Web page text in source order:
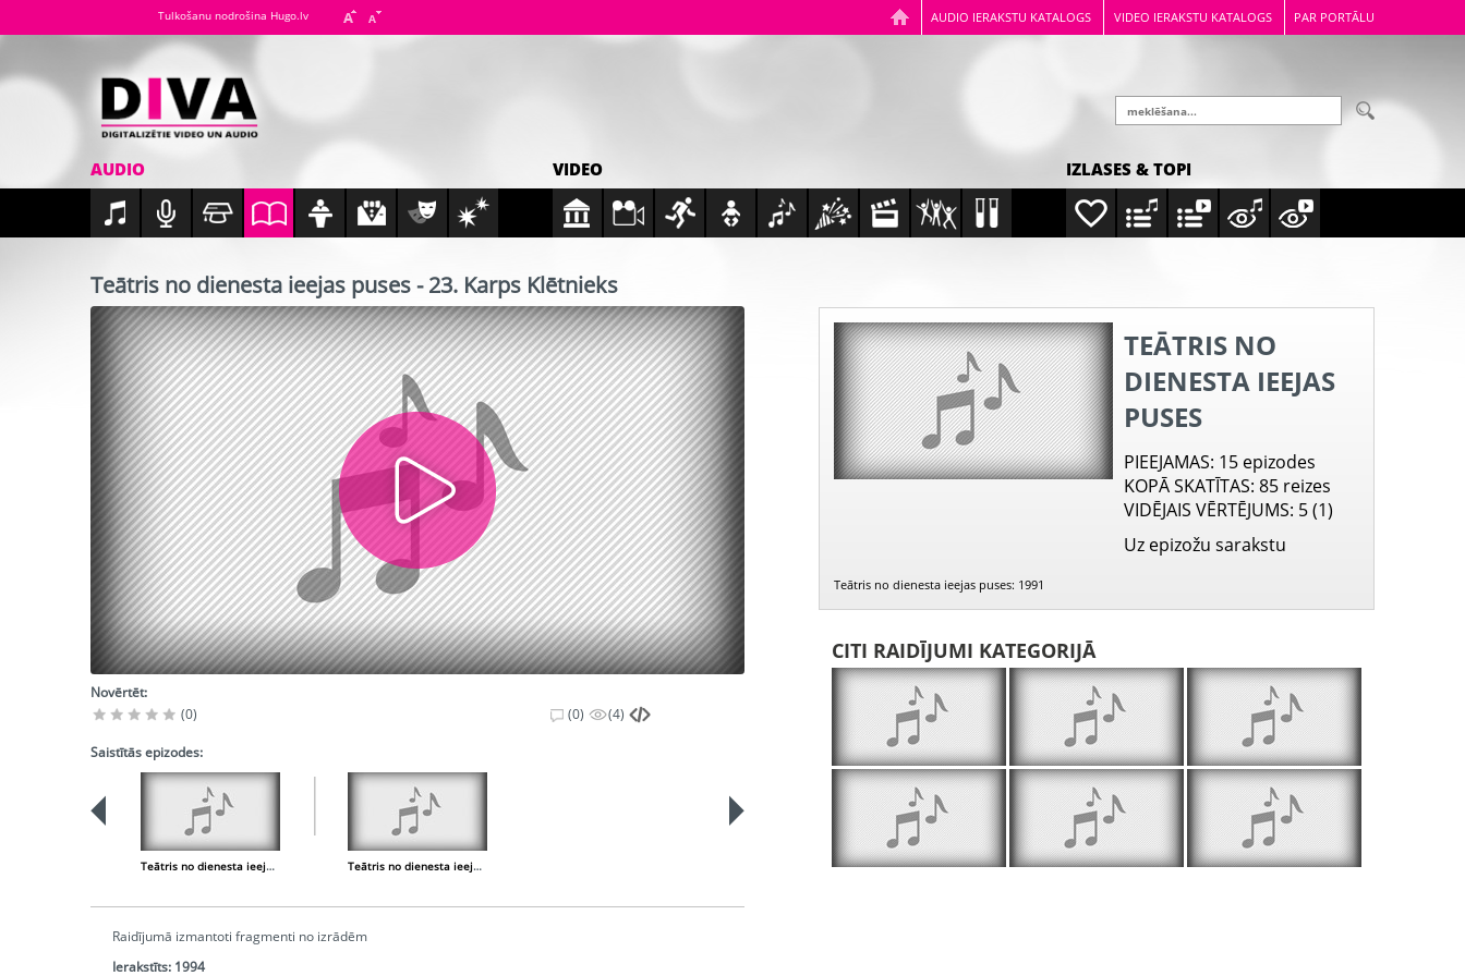
AUDIO IERAKSTU KATALOGS VIDEO IERAKSTU KATALOGS PAR PORTĀLU
Tulkošanu nodrošina Hugo.lv
AUDIO VIDEO IZLASES & TOPI
Teātris no dienesta ieejas puses - 23. Karps Klētnieks
Novērtēt:
(0)
(0) (4)
Saistītās epizodes:
Teātris no dienesta ieejas puses - 22. Gunārs Cilinskis Teātris no dienesta ieejas puses - 20. Marga un Arvīds Spertāļi
Raidījumā izmantoti fragmenti no izrādēm
Ierakstīts: 1994
TEĀTRIS NO
DIENESTA IEEJAS
PUSES
PIEEJAMAS: 15 epizodes
KOPĀ SKATĪTAS: 85 reizes
VIDĒJAIS VĒRTĒJUMS: 5 (1)
Uz epizožu sarakstu
Teātris no dienesta ieejas puses: 1991
CITI RAIDĪJUMI KATEGORIJĀ